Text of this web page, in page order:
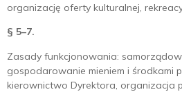
organizację oferty kulturalnej,
§ 5–7.
Zasady funkcjonowania:
gospodarowanie mieniem i środkami
kierownictwo Dyrektora, organizacja